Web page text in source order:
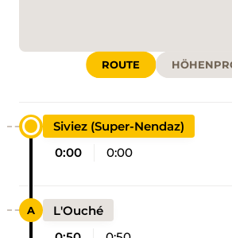
ROUTE
Siviez (Super-Nendaz)
0:00
0:00
L'Ouché